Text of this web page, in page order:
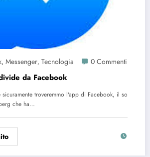
, Messenger, Tecnologia 0 Commenti
da Facebook
sicuramente troveremmo l'app di Facebook, il so
che ha…